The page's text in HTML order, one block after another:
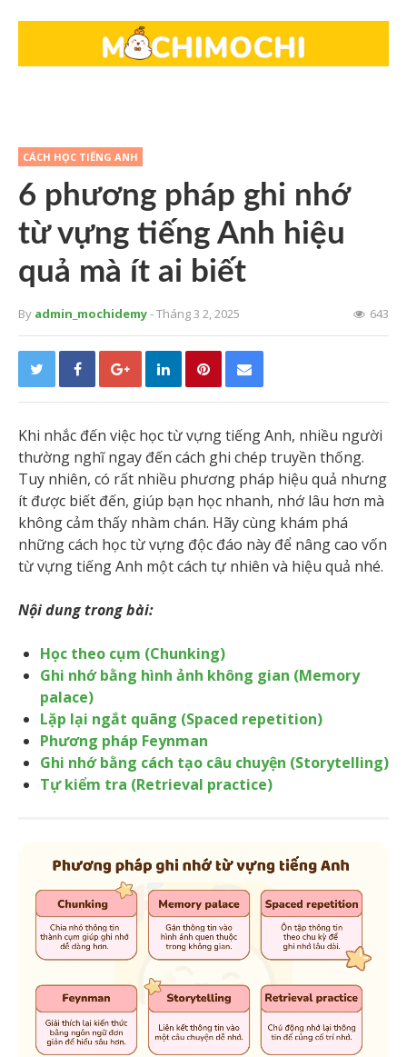
CÁCH HỌC TIẾNG ANH
6 phương pháp ghi nhớ
từ vựng tiếng Anh hiệu
quả mà ít ai biết
By admin_mochidemy- Tháng 3 2, 2025 643
Khi nhắc đến việc học từ vựng tiếng Anh, nhiều người
thường nghĩ ngay đến cách ghi chép truyền thống.
Tuy nhiên, có rất nhiều phương pháp hiệu quả nhưng
ít được biết đến, giúp bạn học nhanh, nhớ lâu hơn mà
không cảm thấy nhàm chán. Hãy cùng khám phá
những cách học từ vựng độc đáo này để nâng cao vốn
từ vựng tiếng Anh một cách tự nhiên và hiệu quả nhé.
Nội dung trong bài:
Học theo cụm (Chunking)
Ghi nhớ bằng hình ảnh không gian (Memory
palace)
Lặp lại ngắt quãng (Spaced repetition)
Phương pháp Feynman
Ghi nhớ bằng cách tạo câu chuyện (Storytelling)
Tự kiểm tra (Retrieval practice)